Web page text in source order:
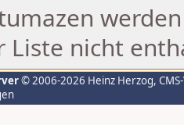
Liste nicht
© 2006-2026 Heinz Herzog,